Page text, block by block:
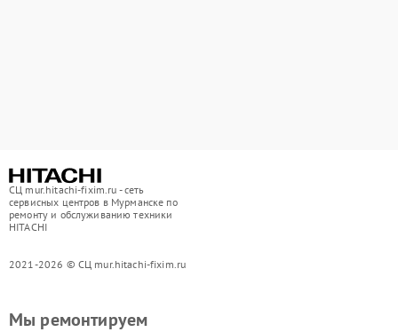
СЦ mur.hitachi-fixim.ru - сеть
сервисных центров в Мурманске по
ремонту и обслуживанию техники
HITACHI
2021-2026 © СЦ mur.hitachi-fixim.ru
Мы ремонтируем